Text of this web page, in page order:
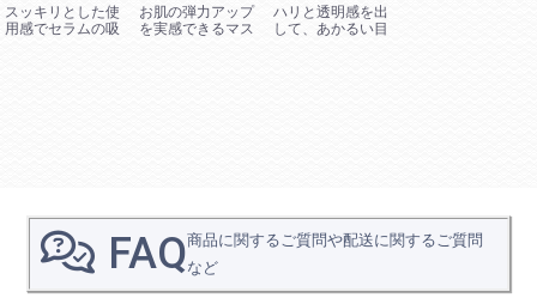
スッキリとした使
用感でセラムの吸
ム/BIOPHYTO
お肌の弾力アップ
を実感できるマス
ーム/BIOPHYTO
ハリと透明感を出
して、あかるい目
FAQ商品に関するご質問や配送に関するご質問
など